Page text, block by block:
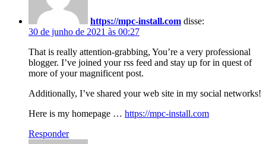
https://mpc-install.com disse:
30 de junho de 2021 às 00:27
That is really attention-grabbing, You’re a very professional
blogger. I’ve joined your rss feed and stay up for in quest of
more of your magnificent post.
Additionally, I’ve shared your web site in my social networks!
Here is my homepage … https://mpc-install.com
Responder